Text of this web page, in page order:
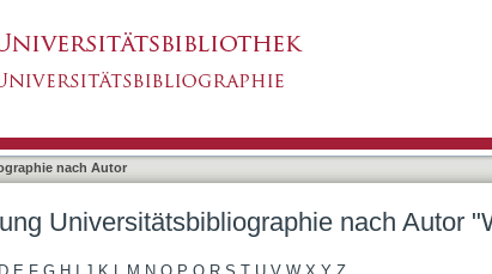
nach Autor
Universitätsbibliographie nach Autor